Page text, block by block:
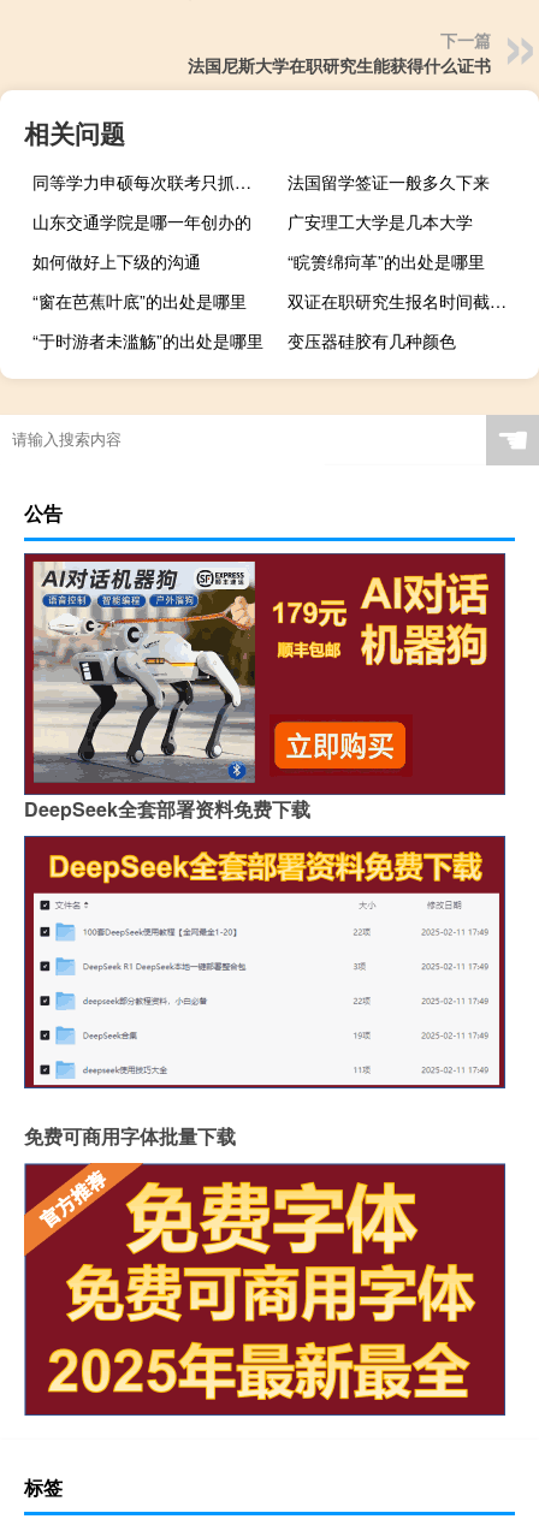
下一篇
法国尼斯大学在职研究生能获得什么证书
相关问题
同等学力申硕每次联考只抓一科可行吗
法国留学签证一般多久下来
山东交通学院是哪一年创办的
广安理工大学是几本大学
如何做好上下级的沟通
“睆箦绵疴革”的出处是哪里
“窗在芭蕉叶底”的出处是哪里
双证在职研究生报名时间截止的
“于时游者未滥觞”的出处是哪里
变压器硅胶有几种颜色
☚
公告
DeepSeek全套部署资料免费下载
免费可商用字体批量下载
标签